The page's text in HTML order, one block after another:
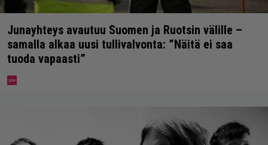
Junayhteys avautuu Suomen ja Ruotsin välille –
samalla alkaa uusi tullivalvonta: ”Näitä ei saa
tuoda vapaasti”